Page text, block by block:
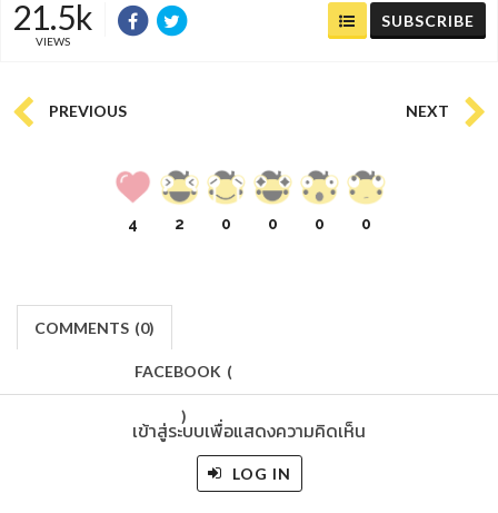
21.5k
VIEWS
SUBSCRIBE
PREVIOUS NEXT
4 2 0 0 0 0
COMMENTS (0)
FACEBOOK (
)
เข้าสู่ระบบเพื่อแสดงความคิดเห็น
LOG IN